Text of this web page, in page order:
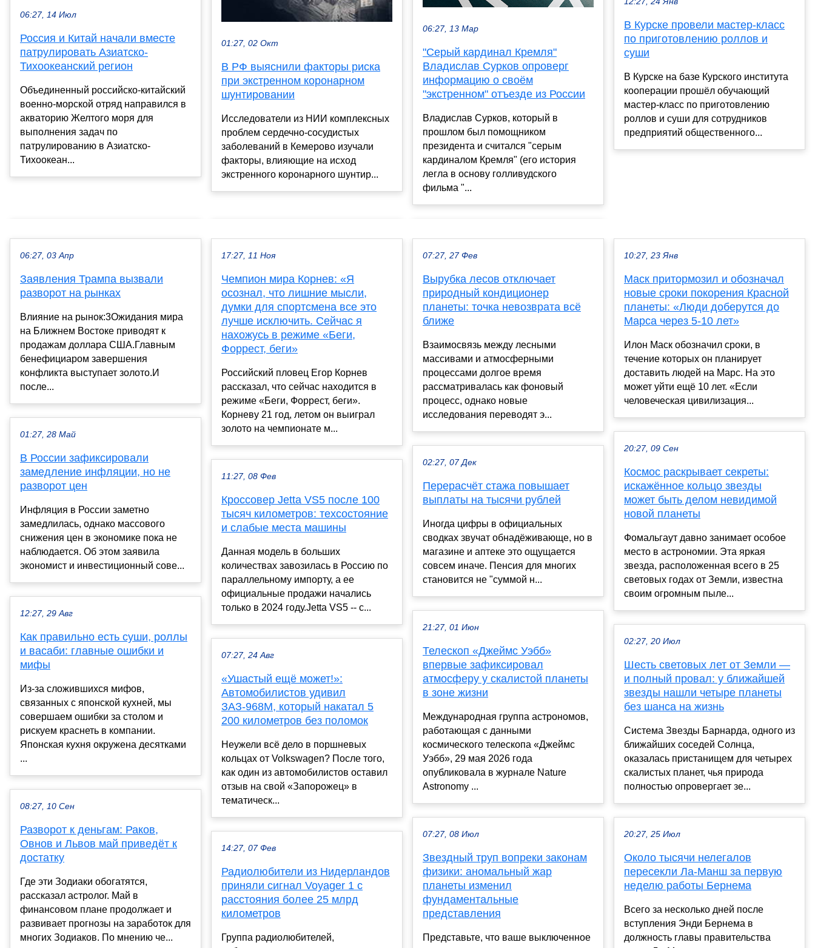
06:27, 14 Июл
Россия и Китай начали вместе
патрулировать Азиатско-
Тихоокеанский регион
Объединенный российско-китайский
военно-морской отряд направился в
акваторию Желтого моря для
выполнения задач по
патрулированию в Азиатско-
Тихоокеан...
01:27, 02 Окт
В РФ выяснили факторы риска
при экстренном коронарном
шунтировании
Исследователи из НИИ комплексных
проблем сердечно-сосудистых
заболеваний в Кемерово изучали
факторы, влияющие на исход
экстренного коронарного шунтир...
06:27, 13 Мар
"Серый кардинал Кремля"
Владислав Сурков опроверг
информацию о своём
"экстренном" отъезде из России
Владислав Сурков, который в
прошлом был помощником
президента и считался "серым
кардиналом Кремля" (его история
легла в основу голливудского
фильма "...
В Курске провели мастер-класс
по приготовлению роллов и
суши
В Курске на базе Курского института
кооперации прошёл обучающий
мастер-класс по приготовлению
роллов и суши для сотрудников
предприятий общественного...
06:27, 03 Апр
Заявления Трампа вызвали
разворот на рынках
Влияние на рынок:3Ожидания мира
на Ближнем Востоке приводят к
продажам доллара США.Главным
бенефициаром завершения
конфликта выступает золото.И
после...
01:27, 28 Май
В России зафиксировали
замедление инфляции, но не
разворот цен
Инфляция в России заметно
замедлилась, однако массового
снижения цен в экономике пока не
наблюдается. Об этом заявила
экономист и инвестиционный сове...
12:27, 29 Авг
Как правильно есть суши, роллы
и васаби: главные ошибки и
мифы
Из-за сложившихся мифов,
связанных с японской кухней, мы
совершаем ошибки за столом и
рискуем краснеть в компании.
Японская кухня окружена десятками
...
08:27, 10 Сен
Разворот к деньгам: Раков,
Овнов и Львов май приведёт к
достатку
Где эти Зодиаки обогатятся,
рассказал астролог. Май в
финансовом плане продолжает и
развивает прогнозы на заработок для
многих Зодиаков. По мнению че...
17:27, 11 Ноя
Чемпион мира Корнев: «Я
осознал, что лишние мысли,
думки для спортсмена все это
лучше исключить. Сейчас я
нахожусь в режиме «Беги,
Форрест, беги»
Российский пловец Егор Корнев
рассказал, что сейчас находится в
режиме «Беги, Форрест, беги».
Корневу 21 год, летом он выиграл
золото на чемпионате м...
11:27, 08 Фев
Кроссовер Jetta VS5 после 100
тысяч километров: техсостояние
и слабые места машины
Данная модель в больших
количествах завозилась в Россию по
параллельному импорту, а ее
официальные продажи начались
только в 2024 году.Jetta VS5 -- с...
07:27, 24 Авг
«Ушастый ещё может!»:
Автомобилистов удивил
ЗАЗ-968М, который накатал 5
200 километров без поломок
Неужели всё дело в поршневых
кольцах от Volkswagen? После того,
как один из автомобилистов оставил
отзыв на свой «Запорожец» в
тематическ...
14:27, 07 Фев
Радиолюбители из Нидерландов
приняли сигнал Voyager 1 с
расстояния более 25 млрд
километров
Группа радиолюбителей,
07:27, 27 Фев
Вырубка лесов отключает
природный кондиционер
планеты: точка невозврата всё
ближе
Взаимосвязь между лесными
массивами и атмосферными
процессами долгое время
рассматривалась как фоновый
процесс, однако новые
исследования переводят э...
02:27, 07 Дек
Перерасчёт стажа повышает
выплаты на тысячи рублей
Иногда цифры в официальных
сводках звучат обнадёживающе, но в
магазине и аптеке это ощущается
совсем иначе. Пенсия для многих
становится не "суммой н...
21:27, 01 Июн
Телескоп «Джеймс Уэбб»
впервые зафиксировал
атмосферу у скалистой планеты
в зоне жизни
Международная группа астрономов,
работающая с данными
космического телескопа «Джеймс
Уэбб», 29 мая 2026 года
опубликовала в журнале Nature
Astronomy ...
07:27, 08 Июл
Звездный труп вопреки законам
физики: аномальный жар
планеты изменил
фундаментальные
представления
Представьте, что ваше выключенное
10:27, 23 Янв
Маск притормозил и обозначал
новые сроки покорения Красной
планеты: «Люди доберутся до
Марса через 5-10 лет»
Илон Маск обозначил сроки, в
течение которых он планирует
доставить людей на Марс. На это
может уйти ещё 10 лет. «Если
человеческая цивилизация...
20:27, 09 Сен
Космос раскрывает секреты:
искажённое кольцо звезды
может быть делом невидимой
новой планеты
Фомальгаут давно занимает особое
место в астрономии. Эта яркая
звезда, расположенная всего в 25
световых годах от Земли, известна
своим огромным пыле...
02:27, 20 Июл
Шесть световых лет от Земли —
и полный провал: у ближайшей
звезды нашли четыре планеты
без шанса на жизнь
Система Звезды Барнарда, одного из
ближайших соседей Солнца,
оказалась пристанищем для четырех
скалистых планет, чья природа
полностью опровергает зе...
20:27, 25 Июл
Около тысячи нелегалов
пересекли Ла-Манш за первую
неделю работы Бернема
Всего за несколько дней после
вступления Энди Бернема в
должность главы правительства